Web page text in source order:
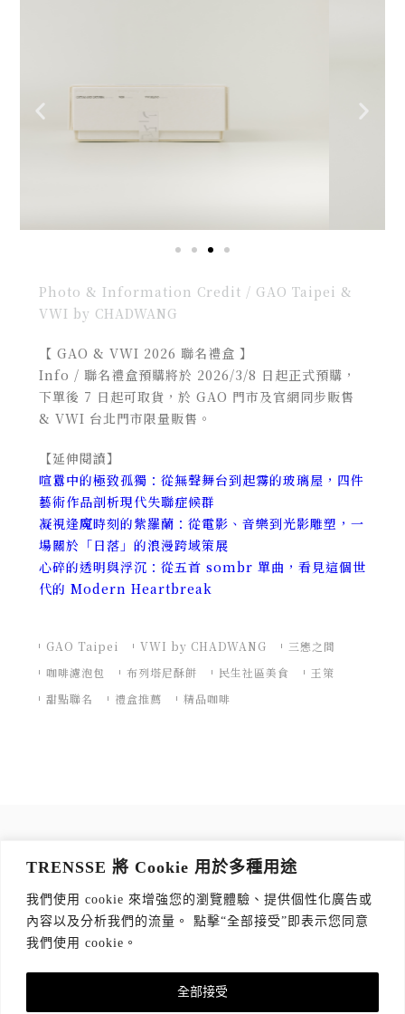
TRENSSE 將 Cookie 用於多種用途
我們使用 cookie 來增強您的瀏覽體驗、提供個性化廣告或
內容以及分析我們的流量。 點擊“全部接受”即表示您同意
我們使用 cookie。
全部接受
Photo & Information Credit / GAO Taipei &
VWI by CHADWANG
【 GAO & VWI 2026 聯名禮盒 】
Info / 聯名禮盒預購將於 2026/3/8 日起正式預購，
下單後 7 日起可取貨，於 GAO 門市及官網同步販售
& VWI 台北門市限量販售。
【延伸閱讀】
喧囂中的極致孤獨：從無聲舞台到起霧的玻璃屋，四件
藝術作品剖析現代失聯症候群
凝視逢魔時刻的紫羅蘭：從電影、音樂到光影雕塑，一
場關於「日落」的浪漫跨域策展
心碎的透明與浮沉：從五首 sombr 單曲，看見這個世
代的 Modern Heartbreak
GAO Taipei VWI by CHADWANG
三態之間
咖啡濾泡包
布列塔尼酥餅 民生社區美食
王策
甜點聯名
禮盒推薦 精品咖啡
讀出你的品味，每週獲取質感生活 Tips！
訂閱傳思電子報*